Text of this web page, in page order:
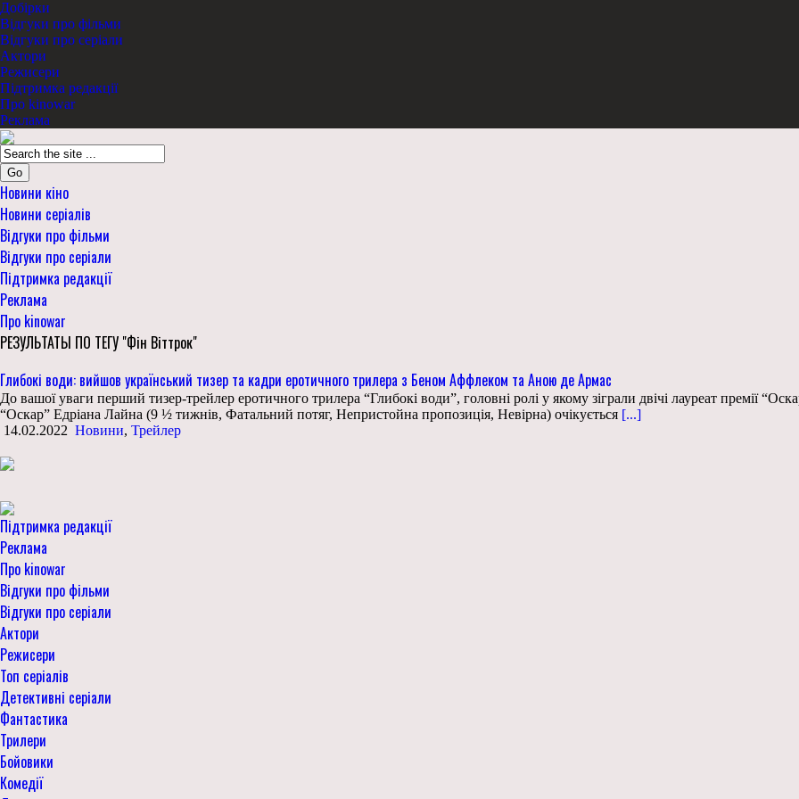
Добірки
Відгуки про фільми
Відгуки про серіали
Актори
Режисери
Підтримка редакції
Про kinowar
Реклама
Go
Новини кіно
Новини серіалів
Відгуки про фільми
Відгуки про серіали
Підтримка редакції
Реклама
Про kinowar
РЕЗУЛЬТАТЫ ПО ТЕГУ "Фін Віттрок"
Глибокі води: вийшов український тизер та кадри еротичного трилера з Беном Аффлеком та Аною де Армас
До вашої уваги перший тизер-трейлер еротичного трилера “Глибокі води”, головні ролі у якому зіграли двічі лауреат премії
“Оскар” Едріана Лайна (9 ½ тижнів, Фатальний потяг, Непристойна пропозиція, Невірна) очікується [...]
14.02.2022 Новини, Трейлер
Підтримка редакції
Реклама
Про kinowar
Відгуки про фільми
Відгуки про серіали
Актори
Режисери
Топ серіалів
Детективні серіали
Фантастика
Трилери
Бойовики
Комедії